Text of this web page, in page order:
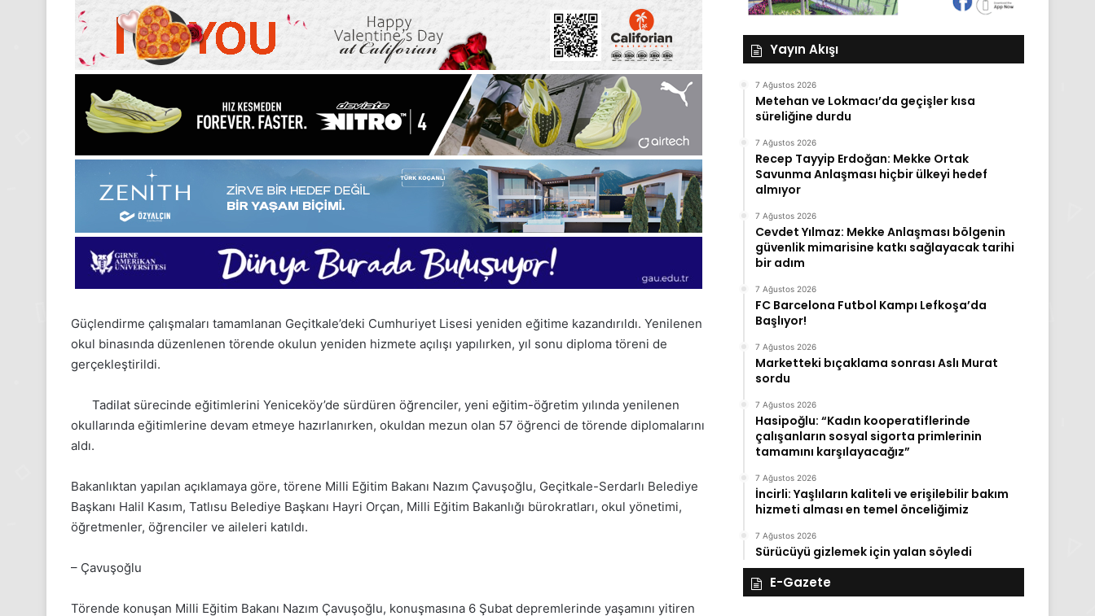
Güçlendirme çalışmaları tamamlanan Geçitkale’deki Cumhuriyet Lisesi yeniden eğitime kazandırıldı. Yenilenen
okul binasında düzenlenen törende okulun yeniden hizmete açılışı yapılırken, yıl sonu diploma töreni de
gerçekleştirildi.
Tadilat sürecinde eğitimlerini Yeniceköy’de sürdüren öğrenciler, yeni eğitim-öğretim yılında yenilenen
okullarında eğitimlerine devam etmeye hazırlanırken, okuldan mezun olan 57 öğrenci de törende diplomalarını
aldı.
Bakanlıktan yapılan açıklamaya göre, törene Milli Eğitim Bakanı Nazım Çavuşoğlu, Geçitkale-Serdarlı Belediye
Başkanı Halil Kasım, Tatlısu Belediye Başkanı Hayri Orçan, Milli Eğitim Bakanlığı bürokratları, okul yönetimi,
öğretmenler, öğrenciler ve aileleri katıldı.
– Çavuşoğlu
Törende konuşan Milli Eğitim Bakanı Nazım Çavuşoğlu, konuşmasına 6 Şubat depremlerinde yaşamını yitiren
Yayın Akışı
7 Ağustos 2026
Metehan ve Lokmacı’da geçişler kısa
süreliğine durdu
7 Ağustos 2026
Recep Tayyip Erdoğan: Mekke Ortak
Savunma Anlaşması hiçbir ülkeyi hedef
almıyor
7 Ağustos 2026
Cevdet Yılmaz: Mekke Anlaşması bölgenin
güvenlik mimarisine katkı sağlayacak tarihi
bir adım
7 Ağustos 2026
FC Barcelona Futbol Kampı Lefkoşa’da
Başlıyor!
7 Ağustos 2026
Marketteki bıçaklama sonrası Aslı Murat
sordu
7 Ağustos 2026
Hasipoğlu: “Kadın kooperatiflerinde
çalışanların sosyal sigorta primlerinin
tamamını karşılayacağız”
7 Ağustos 2026
İncirli: Yaşlıların kaliteli ve erişilebilir bakım
hizmeti alması en temel önceliğimiz
7 Ağustos 2026
Sürücüyü gizlemek için yalan söyledi
E-Gazete